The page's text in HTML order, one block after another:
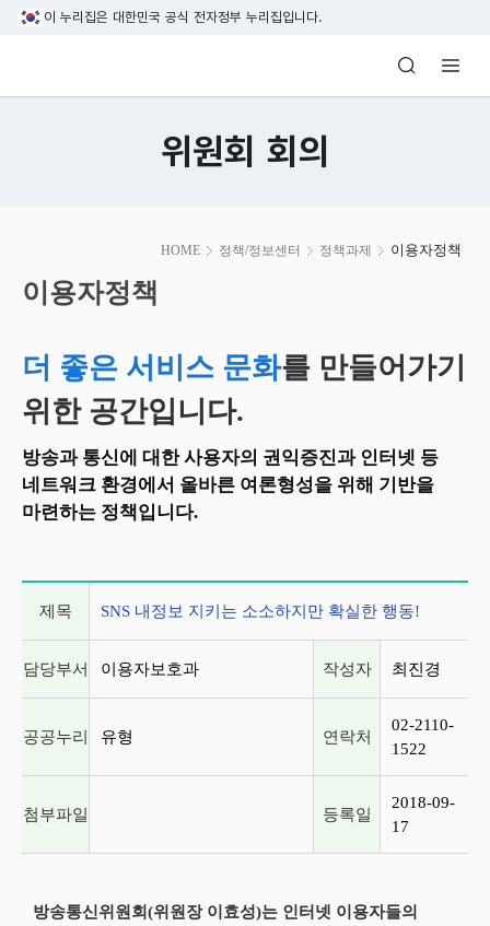
본문 바로가기
이 누리집은 대한민국 공식 전자정부 누리집입니다.
방송미디어통신위원회 Korea Media
위원회 회의
HOME 정책/정보센터 정책과제 이용자정책
시
이용자정책
더 좋은 서비스 문화를 만들어가기
위한 공간입니다.
방송과 통신에 대한 사용자의 권익증진과 인터넷 등
네트워크 환경에서 올바른 여론형성을 위해 기반을
마련하는 정책입니다.
제목 SNS 내정보 지키는 소소하지만 확실한 행동!
담당부서 이용자보호과 작성자 최진경
공공누리 유형 연락처
02-2110-
1522
첨부파일 등록일
2018-09-
17
방송통신위원회(위원장 이효성)는 인터넷 이용자들의